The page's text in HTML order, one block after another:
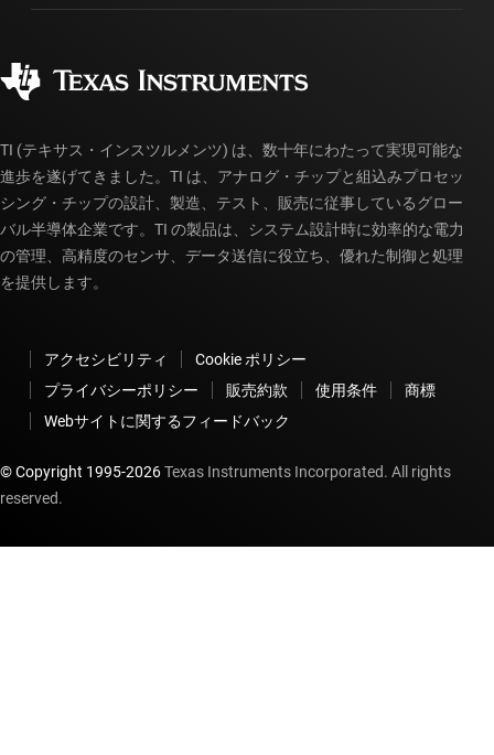
製造
myTI アカウントの FAQ
ご注文に関する FAQ
TI (テキサス・インスツルメンツ) は、数十年にわたって実現可能な
進歩を遂げてきました。TI は、アナログ・チップと組込みプロセッ
シング・チップの設計、製造、テスト、販売に従事しているグロー
バル半導体企業です。TI の製品は、システム設計時に効率的な電力
の管理、高精度のセンサ、データ送信に役立ち、優れた制御と処理
を提供します。
アクセシビリティ
Cookie ポリシー
プライバシーポリシー
販売約款 使用条件
商標
Webサイトに関するフィードバック
© Copyright 1995-2026Texas Instruments Incorporated. All rights
reserved.